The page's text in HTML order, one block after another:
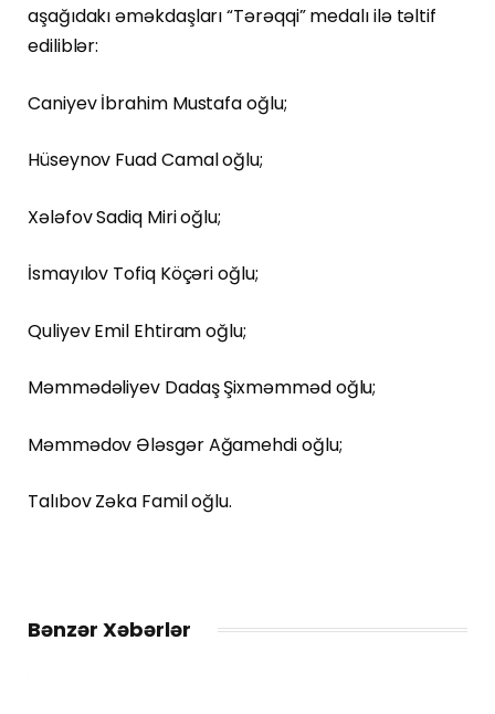
aşağıdakı əməkdaşları “Tərəqqi” medalı ilə təltif
ediliblər:
Caniyev İbrahim Mustafa oğlu;
Hüseynov Fuad Camal oğlu;
Xələfov Sadiq Miri oğlu;
İsmayılov Tofiq Köçəri oğlu;
Quliyev Emil Ehtiram oğlu;
Məmmədəliyev Dadaş Şixməmməd oğlu;
Məmmədov Ələsgər Ağamehdi oğlu;
Talıbov Zəka Famil oğlu.
Bənzər Xəbərlər